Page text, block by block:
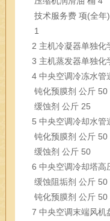
技术服务费 项(全年)
1
2 主机冷凝器单独化
3 主机蒸发器单独化
4 中央空调冷冻水管
钝化预膜剂 公斤 50
缓蚀剂 公斤 25
5 中央空调冷却水管
钝化预膜剂 公斤 50
缓蚀剂 公斤 50
6 中央空调冷却塔高
缓蚀阻垢剂 公斤 50
钝化预膜剂 公斤 50
7 中央空调末端风机